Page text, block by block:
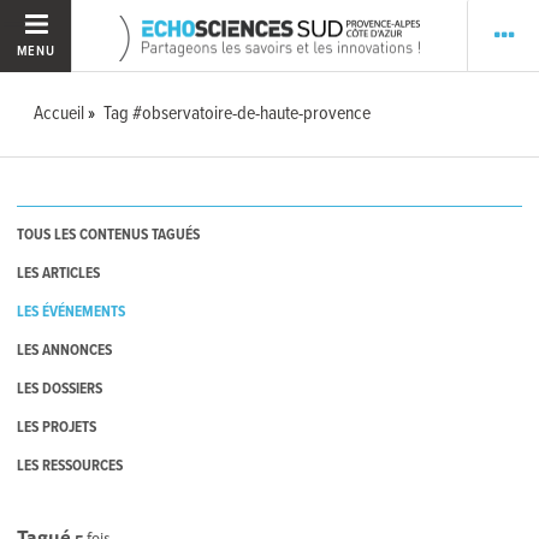
MENU
Accueil Tag #observatoire-de-haute-provence
TOUS LES CONTENUS TAGUÉS
LES ARTICLES
LES ÉVÉNEMENTS
LES ANNONCES
LES DOSSIERS
LES PROJETS
LES RESSOURCES